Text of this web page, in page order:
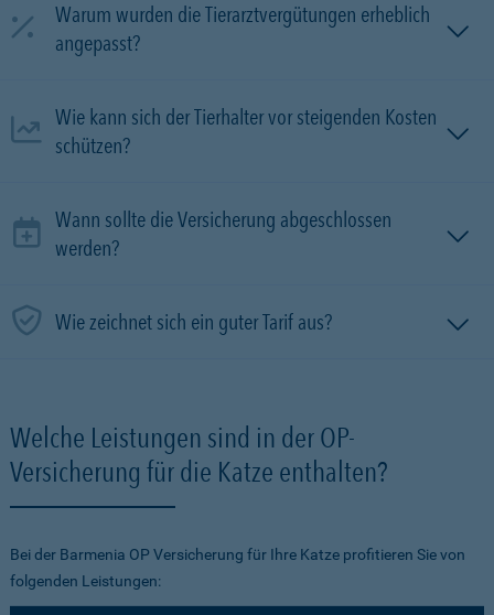
Warum wurden die Tierarztvergütungen erheblich
angepasst?
Wie kann sich der Tierhalter vor steigenden Kosten
schützen?
Wann sollte die Versicherung abgeschlossen
werden?
Wie zeichnet sich ein guter Tarif aus?
Welche Leistungen sind in der OP-
Versicherung für die Katze enthalten?
Bei der Barmenia OP Versicherung für Ihre Katze profitieren Sie von
folgenden Leistungen: